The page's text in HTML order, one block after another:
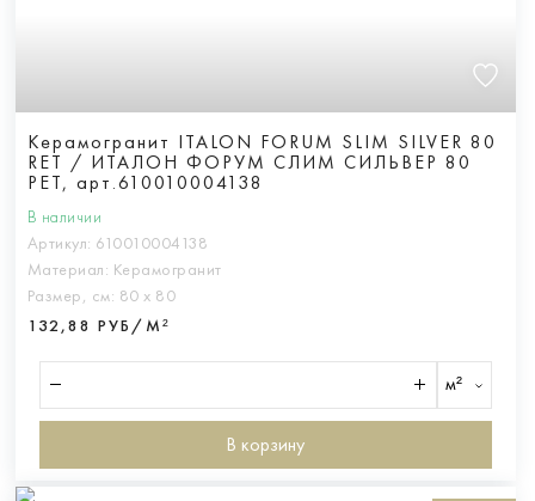
Керамогранит ITALON FORUM SLIM SILVER 80
RET / ИТАЛОН ФОРУМ СЛИМ СИЛЬВЕР 80
РЕТ, арт.610010004138
В наличии
Артикул: 610010004138
Материал: Керамогранит
Размер, см: 80 х 80
132,88 РУБ/М²
м²
В корзину